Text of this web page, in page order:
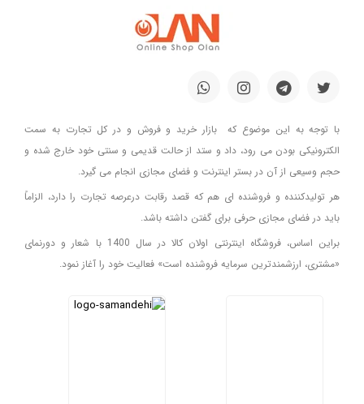
با توجه به این موضوع که بازار خرید و فروش و در کل تجارت به سمت
الکترونیکی بودن می رود، داد و ستد از حالت قدیمی و سنتی خود خارج شده و
حجم وسیعی از آن در بستر اینترنت و فضای مجازی انجام می گیرد.
هر تولیدکننده و فروشنده ای هم که قصد رقابت درعرصه تجارت را دارد، الزاماً
باید در فضای مجازی حرفی برای گفتن داشته باشد.
براین اساس، فروشگاه اینترنتی اولان کالا در سال 1400 با شعار و دورنمای
«مشتری، ارزشمندترین سرمایه فروشنده است» فعالیت خود را آغاز نمود.